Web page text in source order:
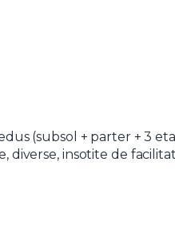
(subsol + parter + 3
insotite de